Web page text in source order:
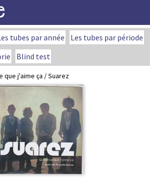
tubes par année
Les tubes par période
Blind test
que j'aime ça / Suarez